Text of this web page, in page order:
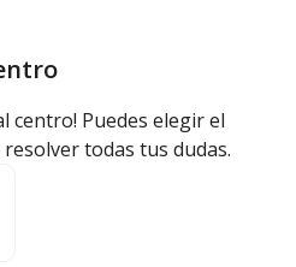
centro! Puedes elegir el
todas tus dudas.